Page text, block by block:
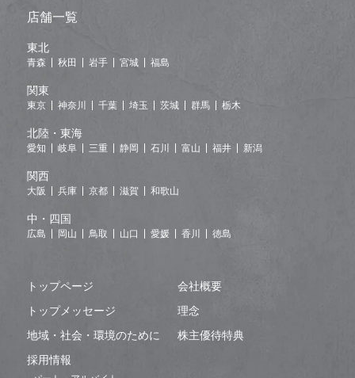
トップページ
会社概要
トップメッセージ
理念
地域・社会・環境のために
株主優待特典
採用情報
店舗一覧
東北
青森 秋田 岩手 宮城 福島
関東
東京 神奈川 千葉 埼玉 茨城 群馬 栃木
北陸・東海
愛知 岐阜 三重 静岡 石川 富山 福井 新潟
関西
大阪 兵庫 京都 滋賀 和歌山
中・四国
広島 岡山 鳥取 山口 愛媛 香川 徳島